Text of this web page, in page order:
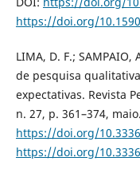
https://doi.org/
LIMA, D. F.;
de pesquisa
expectativas. Revista
n. 27, p. 361–374,
https://doi.org/
https://doi.org/